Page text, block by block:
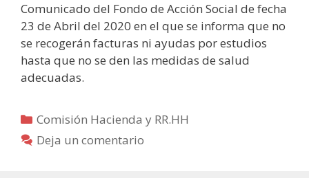
Comunicado del Fondo de Acción Social de fecha
23 de Abril del 2020 en el que se informa que no
se recogerán facturas ni ayudas por estudios
hasta que no se den las medidas de salud
adecuadas.
Categorías
Comisión Hacienda y RR.HH
Deja un comentario